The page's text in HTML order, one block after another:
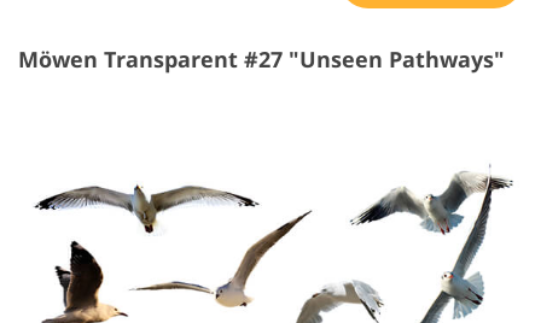
Möwen Transparent #27 "Unseen Pathways"